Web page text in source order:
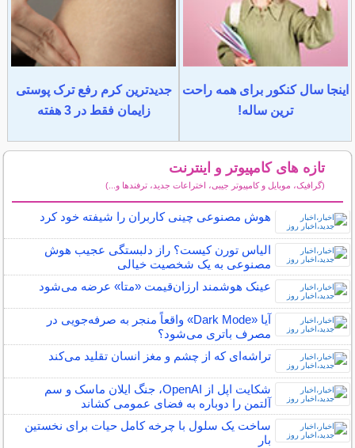
اینجا سال کنکور برای همه راحت
ترین ساله!
جدیدترین کرم رفع ترک پوستی
زایمان فقط در 3 هفته
تازه های کامپیوتر و اینترنت
(گرافیک، موبایل و کامپیوتر جیبی، اختراعات جدید، ترفندها و...)
هوش مصنوعی چینی کاربران را شیفته خود کرد
الیاس تورن کیست؟ راز دلبستگی عجیب هوش
مصنوعی به یک شخصیت خیالی
عینک هوشمند ارزان‌قیمت «متا» عرضه می‌شود
آیا «Dark Mode» واقعاً منجر به صرفه‌جویی در
مصرف باتری می‌شود؟
تراشه‌ای که از چشم و مغز انسان تقلید می‌کند
شکایت اپل از OpenAI، جنگ ایلان ماسک و سم
آلتمن را دوباره به فضای عمومی کشاند
ساخت یک سلول با چرخه کامل حیات برای نخستین
بار